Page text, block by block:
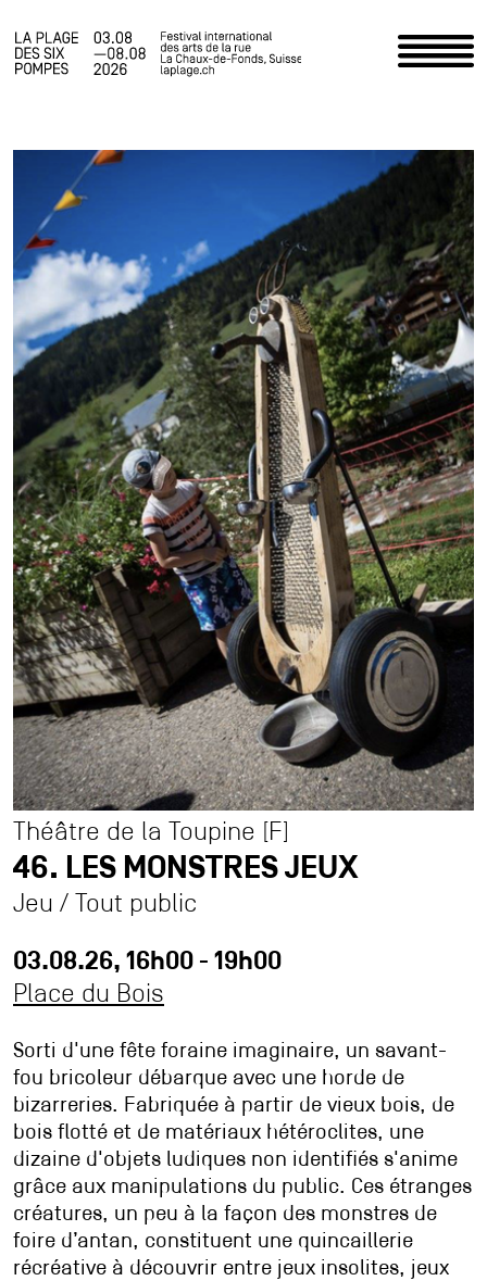
Accueil
Programme
Infos pratiques
Actualités
Le Festival
Espace staff
Photos
Partenaires
Contact
Accessibilité
Accueil pro
Accueil presse
Durabilité et éthique à La Plage
Association Agora
Association des Ami·es de La Plage
Archives
Inscription à la newsletter
Théâtre de la Toupine [F]
46. LES MONSTRES JEUX
Jeu / Tout public
03.08.26, 16h00 - 19h00
Place du Bois
Sorti d'une fête foraine imaginaire, un savant-
fou bricoleur débarque avec une horde de
bizarreries. Fabriquée à partir de vieux bois, de
bois flotté et de matériaux hétéroclites, une
dizaine d'objets ludiques non identifiés s'anime
grâce aux manipulations du public. Ces étranges
créatures, un peu à la façon des monstres de
foire d’antan, constituent une quincaillerie
récréative à découvrir entre jeux insolites, jeux